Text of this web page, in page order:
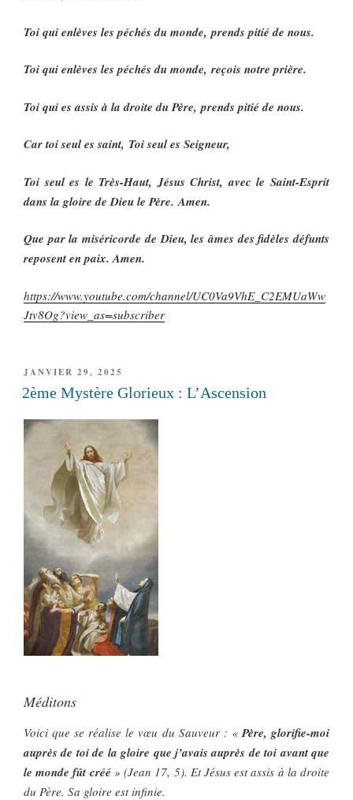
Toi qui enlèves les péchés du monde, prends pitié de nous.
Toi qui enlèves les péchés du monde, reçois notre prière.
Toi qui es assis à la droite du Père, prends pitié de nous.
Car toi seul es saint, Toi seul es Seigneur,
Toi seul es le Très-Haut, Jésus Christ, avec le Saint-Esprit
dans la gloire de Dieu le Père. Amen.
Que par la miséricorde de Dieu, les âmes des fidèles défunts
reposent en paix. Amen.
https://www.youtube.com/channel/UC0Va9VhE_C2EMUaWw
Jtv8Og?view_as=subscriber
PUBLIÉ
LE
JANVIER 29, 2025
2ème Mystère Glorieux : L’Ascension
Méditons
Voici que se réalise le vœu du Sauveur : « Père, glorifie-moi
auprès de toi de la gloire que j’avais auprès de toi avant que
le monde fût créé» (Jean 17, 5). Et Jésus est assis à la droite
du Père. Sa gloire est infinie.